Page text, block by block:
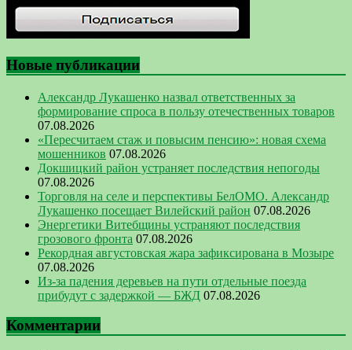
Новые публикации
Александр Лукашенко назвал ответственных за
формирование спроса в пользу отечественных товаров
07.08.2026
«Пересчитаем стаж и повысим пенсию»: новая схема
мошенников 07.08.2026
Докшицкий район устраняет последствия непогоды
07.08.2026
Торговля на селе и перспективы БелОМО. Александр
Лукашенко посещает Вилейский район 07.08.2026
Энергетики Витебщины устраняют последствия
грозового фронта 07.08.2026
Рекордная августовская жара зафиксирована в Мозыре
07.08.2026
Из-за падения деревьев на пути отдельные поезда
прибудут с задержкой — БЖД 07.08.2026
Комментарии